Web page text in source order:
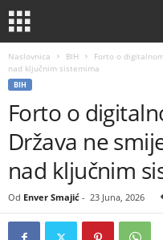
Naslovnica BIH
Forto o
nad ključnim sistemima
BIH
Forto o
Država ne
nad ključnim
Od Enver Smajić - 23 Juna, 2026